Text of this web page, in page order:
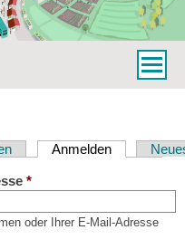
Anmelden(aktiver
*
oder Ihrer E-Mail-Adresse